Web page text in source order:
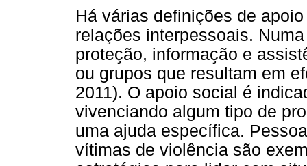
Há várias definições de
relações interpessoais.
proteção, informação e
ou grupos que resultam em
2011). O apoio social é
vivenciando algum tipo de
uma ajuda específica.
vítimas de violência são